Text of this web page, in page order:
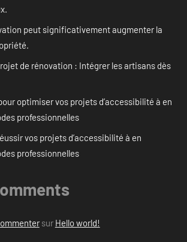
peut significativement augmenter la
de rénovation : Intégrer les artisans dès
optimiser vos projets d’accessibilité à en
professionnelles
vos projets d’accessibilité à en
professionnelles
sur Hello world!